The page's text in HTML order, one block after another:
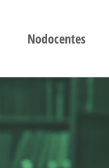
Nodocentes